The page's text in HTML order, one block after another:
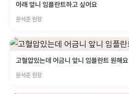
아래 앞니 임플란트하고 싶어요
문석준 원장
고혈압있는데 어금니 앞니 임플란트 원해요
문석준 원장